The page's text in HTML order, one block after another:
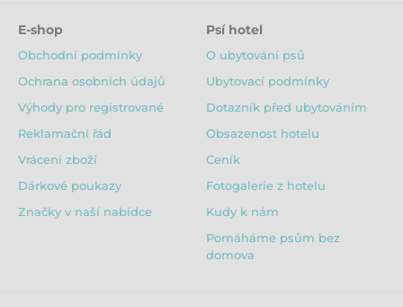
E-shop
Obchodní podmínky
Ochrana osobních údajů
Výhody pro registrované
Reklamační řád
Vrácení zboží
Dárkové poukazy
Značky v naší nabídce
Psí hotel
O ubytování psů
Ubytovací podmínky
Dotazník před ubytováním
Obsazenost hotelu
Ceník
Fotogalerie z hotelu
Kudy k nám
Pomáháme psům bez
domova